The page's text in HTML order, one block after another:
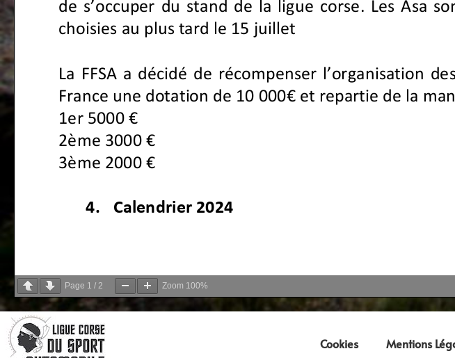
Page 1 / 2 Zoom 100%
Cookies Mentions